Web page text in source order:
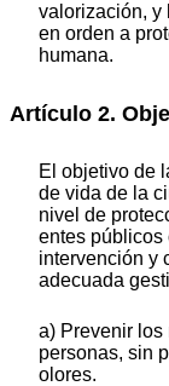
valorización, y
en orden a
humana.
Artículo 2.
El objetivo de
de vida de la
nivel de
entes públicos
intervención y
adecuada
a) Prevenir los
personas, sin
olores.